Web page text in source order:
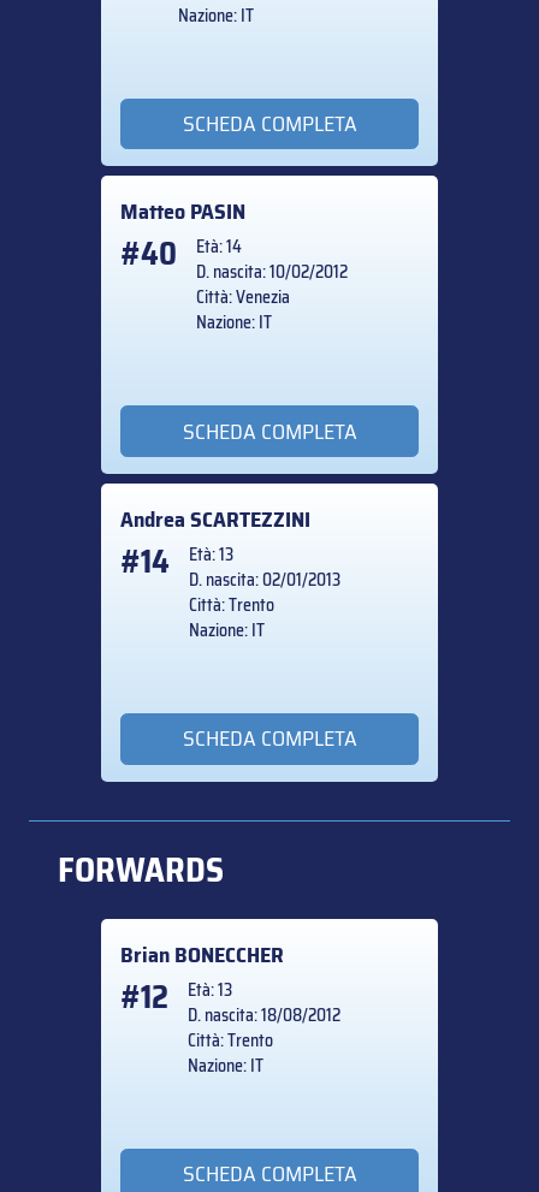
Nazione: IT
SCHEDA COMPLETA
MatteoPASIN
#40
Età: 14
D. nascita: 10/02/2012
Città: Venezia
Nazione: IT
SCHEDA COMPLETA
AndreaSCARTEZZINI
#14
Età: 13
D. nascita: 02/01/2013
Città: Trento
Nazione: IT
SCHEDA COMPLETA
FORWARDS
BrianBONECCHER
#12
Età: 13
D. nascita: 18/08/2012
Città: Trento
Nazione: IT
SCHEDA COMPLETA